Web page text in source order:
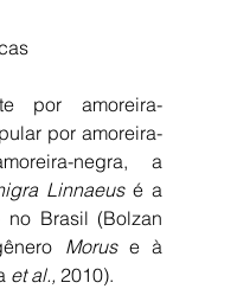
por amoreira-
por amoreira-
negra, a
Linnaeus é a
Brasil (Bolzan
Morus e à
et al., 2010).